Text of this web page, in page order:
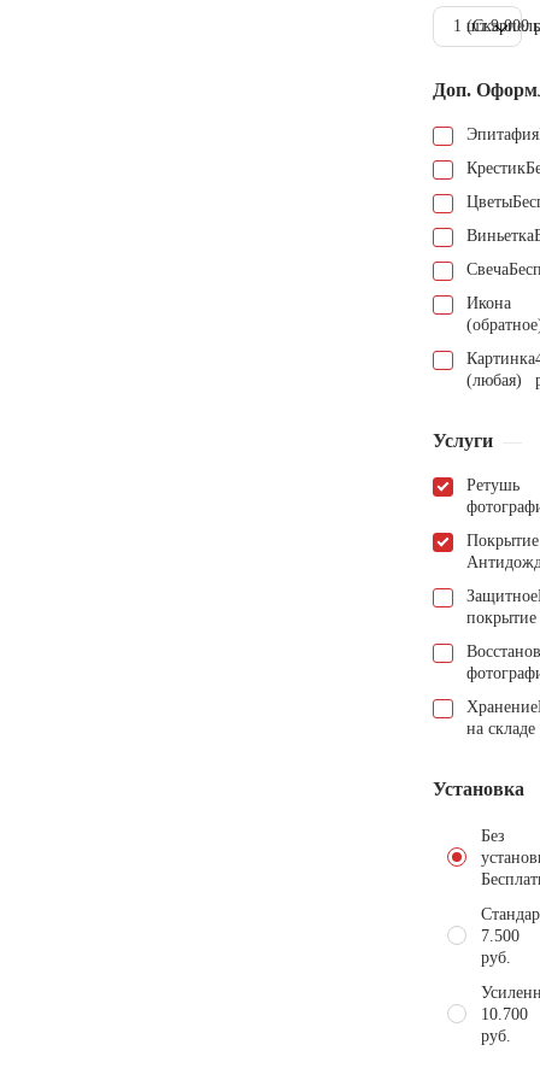
1 шт.9.000
Доп.
Эпитафия
Крестик
Цветы
Виньетка
Свеча
Икона
Картинка
(любая)
Услуги
Ретушь
Покрытие
Защитное
покрытие
Хранение
на складе
Установка
Без
7.500
руб.
10.700
руб.